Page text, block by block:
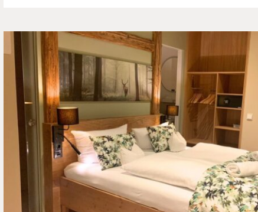
Neuheiten im Restaurant
München Umland